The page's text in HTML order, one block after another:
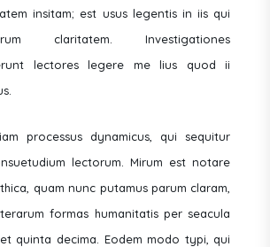
insitam; est usus legentis in iis qui
claritatem. Investigationes
lectores legere me lius quod ii
processus dynamicus, qui sequitur
lectorum. Mirum est notare
quam nunc putamus parum claram,
formas humanitatis per seacula
quinta decima. Eodem modo typi, qui